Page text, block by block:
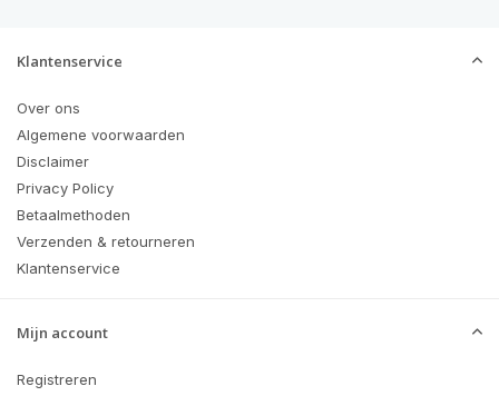
Klantenservice
Over ons
Algemene voorwaarden
Disclaimer
Privacy Policy
Betaalmethoden
Verzenden & retourneren
Klantenservice
Mijn account
Registreren